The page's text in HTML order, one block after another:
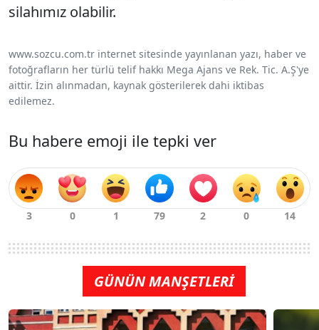
silahımız olabilir.
www.sozcu.com.tr internet sitesinde yayınlanan yazı, haber ve
fotoğrafların her türlü telif hakkı Mega Ajans ve Rek. Tic. A.Ş'ye
aittir. İzin alınmadan, kaynak gösterilerek dahi iktibas
edilemez.
Bu habere emoji ile tepki ver
GÜNÜN MANŞETLERİ